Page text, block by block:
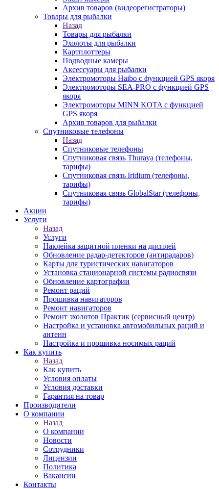
Архив товаров (видеорегистраторы)
Товары для рыбалки
Назад
Товары для рыбалки
Эхолоты для рыбалки
Картплоттеры
Подводные камеры
Аксессуары для рыбалки
Электромоторы Haibo с функцией GPS якоря
Электромоторы SEA-PRO с функцией GPS
якоря
Электромоторы MINN KOTA с функцией
GPS якоря
Архив товаров для рыбалки
Спутниковые телефоны
Назад
Спутниковые телефоны
Спутниковая связь Thuraya (телефоны,
тарифы)
Спутниковая связь Iridium (телефоны,
тарифы)
Спутниковая связь GlobalStar (телефоны,
тарифы)
Акции
Услуги
Назад
Услуги
Наклейка защитной пленки на дисплей
Обновление радар-детекторов (антирадаров)
Карты для туристических навигаторов
Установка стационарной системы радиосвязи
Обновление картографии
Ремонт раций
Прошивка навигаторов
Ремонт навигаторов
Ремонт эхолотов Практик (сервисный центр)
Настройка и установка автомобильных раций и
антенн
Настройка и прошивка носимых раций
Как купить
Назад
Как купить
Условия оплаты
Условия доставки
Гарантия на товар
Производители
О компании
Назад
О компании
Новости
Сотрудники
Лицензии
Политика
Вакансии
Контакты